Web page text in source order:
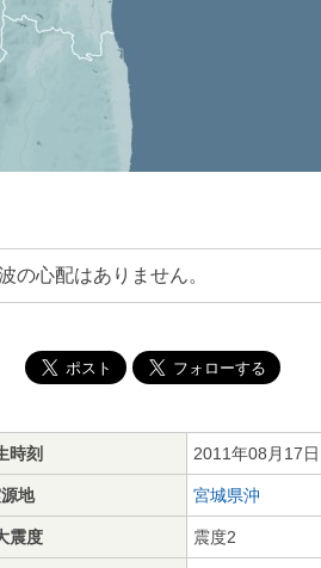
の心配はありません。
時刻 2011年08月17
地 宮城県沖
震度 震度2